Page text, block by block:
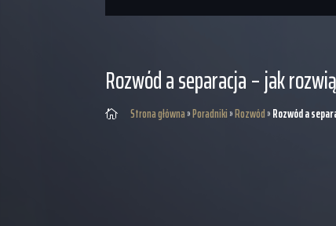
Rozwód a separacja – jak
 Strona główna»Poradniki»Rozwód»Rozwód a